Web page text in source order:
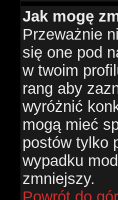
Jak mogę
Przeważnie
się one pod
w twoim
rang aby
wyróżnić
mogą mieć
postów tylko
wypadku
zmniejszy.